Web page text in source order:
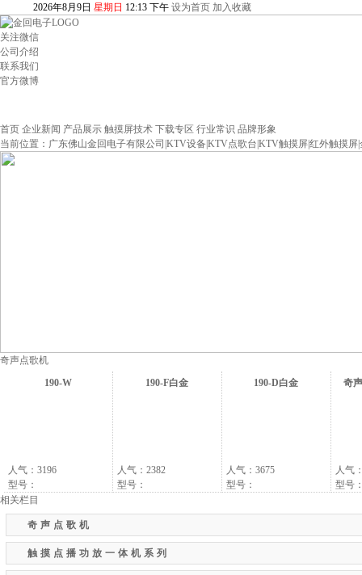
2026年8月 9日 星期日 12:13 下午 设为首页 加入收藏
关注微信
公司介绍
联系我们
官方微博
首页 企业新闻 产品展示 触摸屏技术 下载专区 行业常识 品牌形象
当前位置： 广东佛山金回电子有限公司|KTV设备|KTV点歌台|KTV触摸屏|红外触摸
奇声点歌机
190-W
人气：3196
型号：
190-F白金
人气：2382
型号：
190-D白金
人气：3675
型号：
奇
人气
型号
相关栏目
奇声点歌机
触摸点播功放一体机系列